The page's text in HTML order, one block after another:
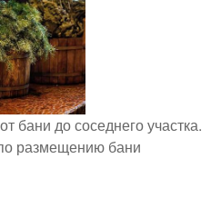
бани до соседнего участка.
размещению бани